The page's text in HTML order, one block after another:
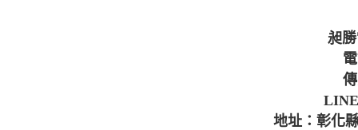
昶
LINE
地址：彰化